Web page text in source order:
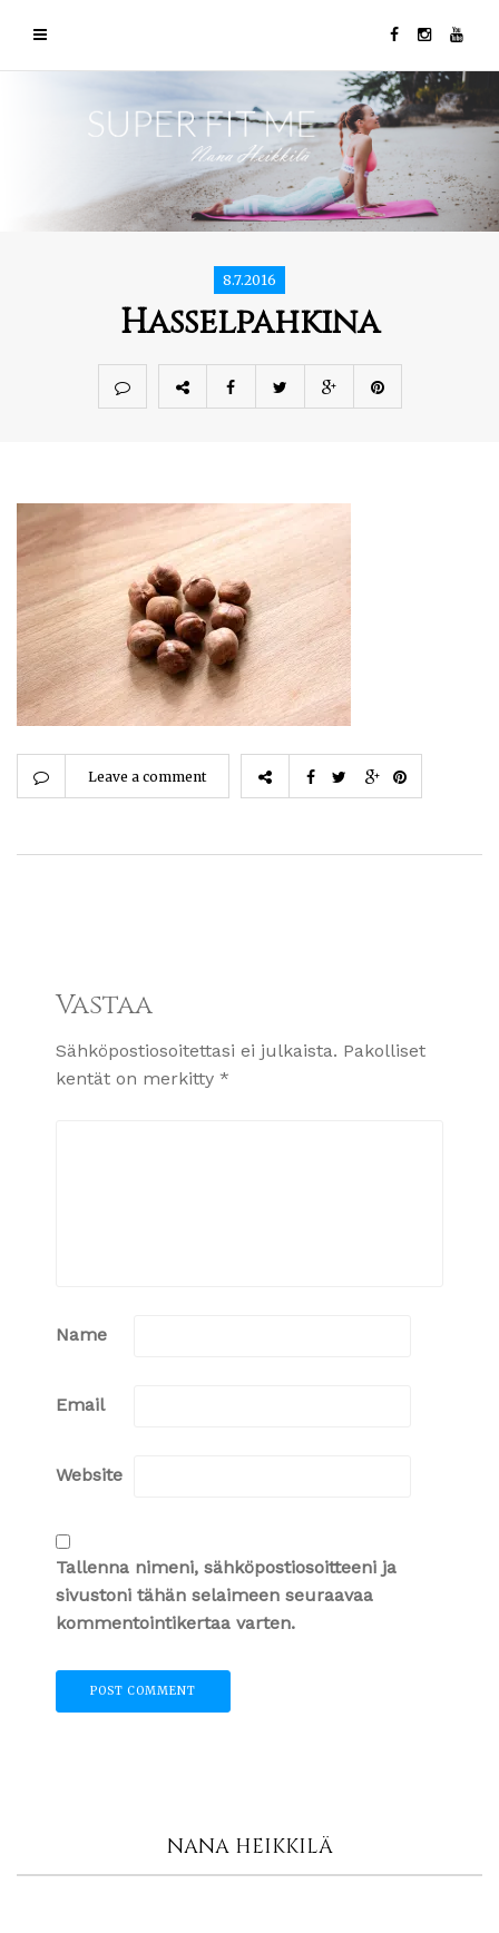
8.7.2016
Hasselpahkina
Leave a comment
Vastaa
Sähköpostiosoitettasi ei julkaista. Pakolliset
kentät on merkitty *
Name
Email
Website
Tallenna nimeni, sähköpostiosoitteeni ja
sivustoni tähän selaimeen seuraavaa
kommentointikertaa varten.
NANA HEIKKILÄ